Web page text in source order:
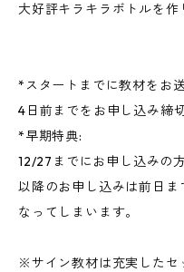
大好評キラキラボトルを作
*スタートまでに教材をお
4日前までをお申し込み締
*早期特典:
12/27までにお申し込みの
以降のお申し込みは前日ま
なってしまいます。
※サイン教材は充実したセ